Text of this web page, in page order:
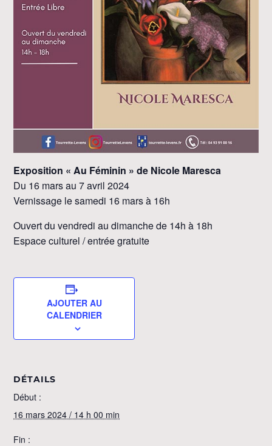
Exposition « Au Féminin » de Nicole Maresca
Du 16 mars au 7 avril 2024
Vernissage le samedi 16 mars à 16h
Ouvert du vendredi au dimanche de 14h à 18h
Espace culturel / entrée gratuite
AJOUTER AU
CALENDRIER
DÉTAILS
Début :
16 mars 2024 / 14 h 00 min
Fin :